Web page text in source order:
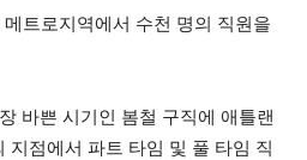
트로지역에서 수천 명의 직원을
바쁜 시기인 봄철 구직에 애틀랜
지점에서 파트 타임 및 풀 타임 직